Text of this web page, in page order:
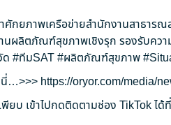
กยภาพเครือข่ายสำนักงานสาธารณ
านผลิตภัณฑ์สุขภาพเชิงรุก รองรับค
ด #ทีมSAT#ผลิตภัณฑ์สุขภาพ
นี่…>>> https://oryor.com/media/
ยบ เข้าไปกดติดตามช่อง TikTok ได้ที่